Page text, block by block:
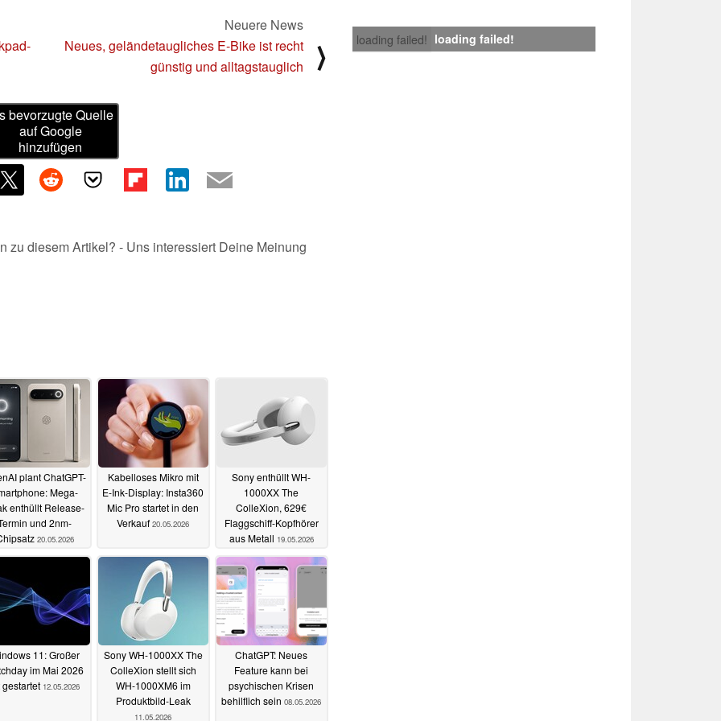
loading failed! loading failed!
Neuere News
Neues, geländetaugliches E-Bike ist recht
günstig und alltagstauglich
⟩
bevorzugte Quelle
auf Google
hinzufügen
zu diesem Artikel? - Uns interessiert Deine Meinung
plant ChatGPT-
Mega-
enthüllt Release-
und 2nm-
20.05.2026
Kabelloses Mikro mit
E-Ink-Display: Insta360
Mic Pro startet in den
Verkauf 20.05.2026
Sony enthüllt WH-
1000XX The
ColleXion, 629€
Flaggschiff-Kopfhörer
aus Metall 19.05.2026
11: Großer
im Mai 2026
gestartet 12.05.2026
Sony WH-1000XX The
ColleXion stellt sich
WH-1000XM6 im
Produktbild-Leak
11.05.2026
ChatGPT: Neues
Feature kann bei
psychischen Krisen
behilflich sein 08.05.2026